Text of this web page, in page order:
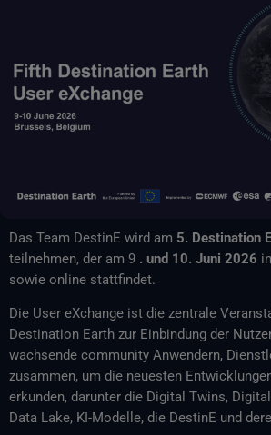
Das Team DestinE wird am 5. Destination
teilnehmen, der am 9 . und 10. Juni 2026
sowie online stattfindet.
Die User eXchange ist die zentrale
Destination Earth zur Einbindung der
wachsende community Anwendern,
zusammen, um die neuesten
erkunden, darunter die Digital Twins,
Data Lake, KI-Modelle, die DestinE und